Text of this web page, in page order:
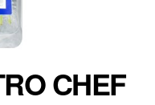
CHEF